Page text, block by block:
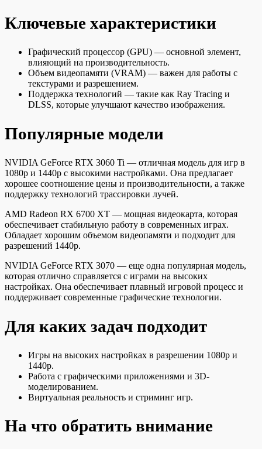
Ключевые характеристики
Графический процессор (GPU) — основной элемент,
влияющий на производительность.
Объем видеопамяти (VRAM) — важен для работы с
текстурами и разрешением.
Поддержка технологий — такие как Ray Tracing и
DLSS, которые улучшают качество изображения.
Популярные модели
NVIDIA GeForce RTX 3060 Ti — отличная модель для игр в
1080p и 1440p с высокими настройками. Она предлагает
хорошее соотношение цены и производительности, а также
поддержку технологий трассировки лучей.
AMD Radeon RX 6700 XT — мощная видеокарта, которая
обеспечивает стабильную работу в современных играх.
Обладает хорошим объемом видеопамяти и подходит для
разрешений 1440p.
NVIDIA GeForce RTX 3070 — еще одна популярная модель,
которая отлично справляется с играми на высоких
настройках. Она обеспечивает плавный игровой процесс и
поддерживает современные графические технологии.
Для каких задач подходит
Игры на высоких настройках в разрешении 1080p и
1440p.
Работа с графическими приложениями и 3D-
моделированием.
Виртуальная реальность и стриминг игр.
На что обратить внимание